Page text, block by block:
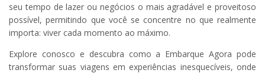
seu tempo de lazer ou negócios o mais agradável e proveitoso
possível, permitindo que você se concentre no que realmente
importa: viver cada momento ao máximo.
Explore conosco e descubra como a Embarque Agora pode
transformar suas viagens em experiências inesquecíveis, onde